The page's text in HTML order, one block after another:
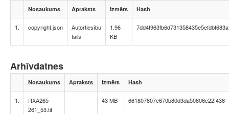
Nosaukums Apraksts Izmērs Hash
1. copyright.json
Autortiesību
fails
1.96
KB
7dd4f963fb6d731358435e5efdbf683a
Arhīvdatnes
Nosaukums Apraksts Izmērs Hash
1.
RXA265-
261_53.tif
43 MB 661807807e670b80d3da50806e22f438